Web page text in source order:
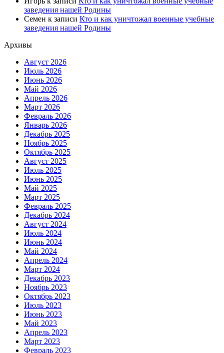
заведения нашей Родины
Семен к записи Кто и как уничтожал военные учебные
заведения нашей Родины
Архивы
Август 2026
Июль 2026
Июнь 2026
Май 2026
Апрель 2026
Март 2026
Февраль 2026
Январь 2026
Декабрь 2025
Ноябрь 2025
Октябрь 2025
Август 2025
Июль 2025
Июнь 2025
Май 2025
Март 2025
Февраль 2025
Декабрь 2024
Август 2024
Июль 2024
Июнь 2024
Май 2024
Апрель 2024
Март 2024
Декабрь 2023
Ноябрь 2023
Октябрь 2023
Июль 2023
Июнь 2023
Май 2023
Апрель 2023
Март 2023
Февраль 2023